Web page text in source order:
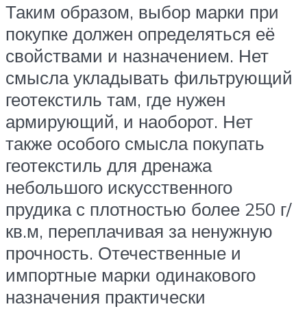
Таким образом, выбор марки при
покупке должен определяться её
свойствами и назначением. Нет
смысла укладывать фильтрующий
геотекстиль там, где нужен
армирующий, и наоборот. Нет
также особого смысла покупать
геотекстиль для дренажа
небольшого искусственного
прудика с плотностью более 250 г/
кв.м, переплачивая за ненужную
прочность. Отечественные и
импортные марки одинакового
назначения практически